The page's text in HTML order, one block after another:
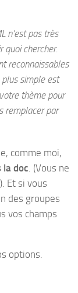
n’est pas très
quoi chercher.
reconnaissables
plus simple est
thème pour
remplacer par
comme moi,
la doc. (Vous ne
Et si vous
des groupes
vos champs
options.